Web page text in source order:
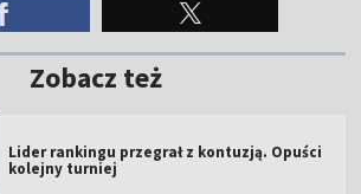
Zobacz też
Lider rankingu przegrał z kontuzją. Opuści
kolejny turniej